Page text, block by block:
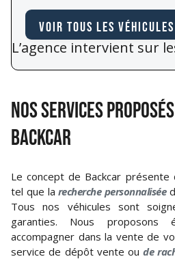
Voir tous les véhicules
L’agence intervient sur
NOS SERVICES
BACKCAR
Le concept de Backcar présente
tel que la recherche personnalisée
Tous nos véhicules sont
garanties. Nous proposons
accompagner dans la vente de
service de dépôt vente ou de